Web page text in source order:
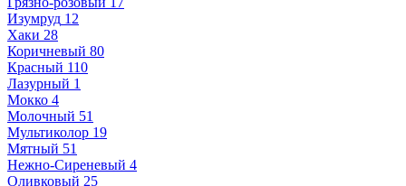
Изумруд 12
Хаки 28
Коричневый 80
Красный 110
Лазурный 1
Мокко 4
Молочный 51
Мультиколор 19
Мятный 51
Нежно-Сиреневый 4
Оливковый 25